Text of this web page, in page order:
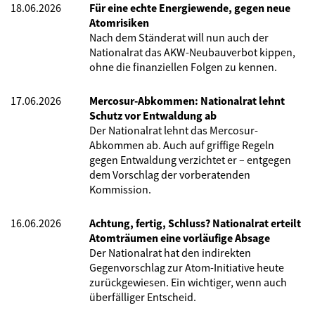
18.06.2026
Für eine echte Energiewende, gegen neue
Atomrisiken
Nach dem Ständerat will nun auch der
Nationalrat das AKW-Neubauverbot kippen,
ohne die finanziellen Folgen zu kennen.
17.06.2026
Mercosur-Abkommen: Nationalrat lehnt
Schutz vor Entwaldung ab
Der Nationalrat lehnt das Mercosur-
Abkommen ab. Auch auf griffige Regeln
gegen Entwaldung verzichtet er – entgegen
dem Vorschlag der vorberatenden
Kommission.
16.06.2026
Achtung, fertig, Schluss? Nationalrat erteilt
Atomträumen eine vorläufige Absage
Der Nationalrat hat den indirekten
Gegenvorschlag zur Atom-Initiative heute
zurückgewiesen. Ein wichtiger, wenn auch
überfälliger Entscheid.